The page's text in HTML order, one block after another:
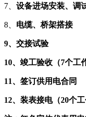
7、 设备进场安装、调
8、 电缆、桥架搭接
9、交接试验
10、 竣工验收 （7个工
11、 签订供用电合同
12、 装表接电（20个工